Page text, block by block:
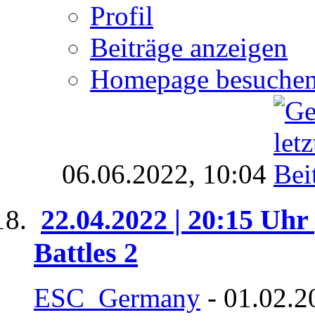
Profil
Beiträge anzeigen
Homepage
06.06.2022, 10:04
22.04.2022 | 20:15
Battles 2
ESC_Germany -